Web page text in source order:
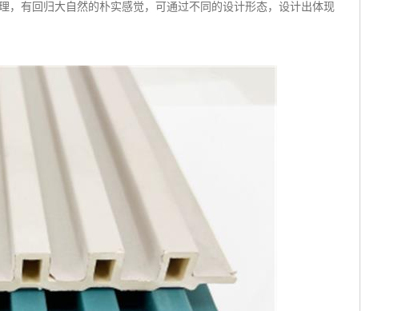
有回归大自然的朴实感觉，可通过不同的设计形态，设计出体现